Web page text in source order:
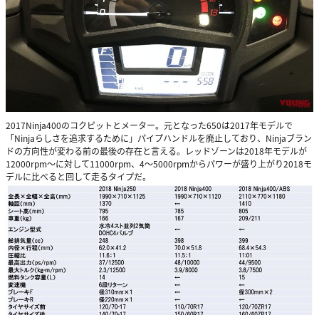
2017Ninja400のコクピットとメーター。元となった650は2017年モデルで
「Ninjaらしさを追求するために」パイプハンドルを廃止しており、Ninjaブラン
ドの方向性が変わる前の最後の存在と言える。レッドゾーンは2018年モデルが
12000rpm～に対して11000rpm、4～5000rpmからパワーが盛り上がり2018モ
デルに比べると回して走るタイプだ。